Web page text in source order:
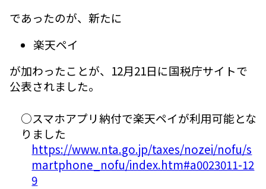
であったのが、新たに
楽天ペイ
が加わったことが、12月21日に国税庁サイトで
公表されました。
○スマホアプリ納付で楽天ペイが利用可能とな
りました
https://www.nta.go.jp/taxes/nozei/nofu/s
martphone_nofu/index.htm#a0023011-12
9